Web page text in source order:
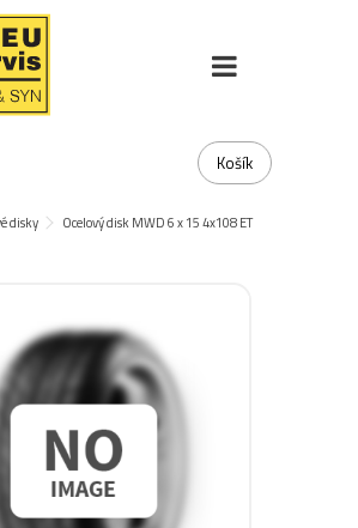
Košík
disky
Ocelový disk MWD 6 x 15 4x108 ET